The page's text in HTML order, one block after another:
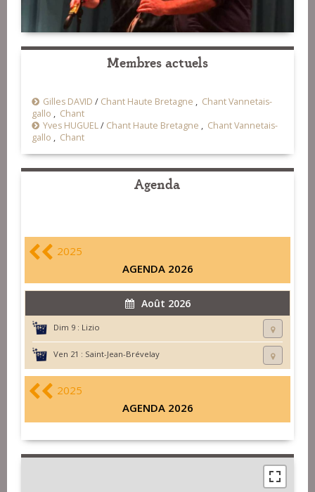
Membres actuels
Gilles DAVID / Chant Haute Bretagne , Chant Vannetais-
gallo , Chant
Yves HUGUEL/ Chant Haute Bretagne , Chant Vannetais-
gallo , Chant
Agenda
2025
AGENDA 2026
Août 2026
Dim 9 : Lizio
Ven 21 : Saint-Jean-Brévelay
2025
AGENDA 2026